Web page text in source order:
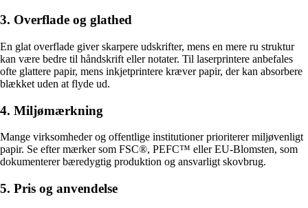
3. Overflade og glathed
En glat overflade giver skarpere udskrifter, mens en mere ru struktur
kan være bedre til håndskrift eller notater. Til laserprintere anbefales
ofte glattere papir, mens inkjetprintere kræver papir, der kan absorbere
blækket uden at flyde ud.
4. Miljømærkning
Mange virksomheder og offentlige institutioner prioriterer miljøvenligt
papir. Se efter mærker som FSC®, PEFC™ eller EU-Blomsten, som
dokumenterer bæredygtig produktion og ansvarligt skovbrug.
5. Pris og anvendelse